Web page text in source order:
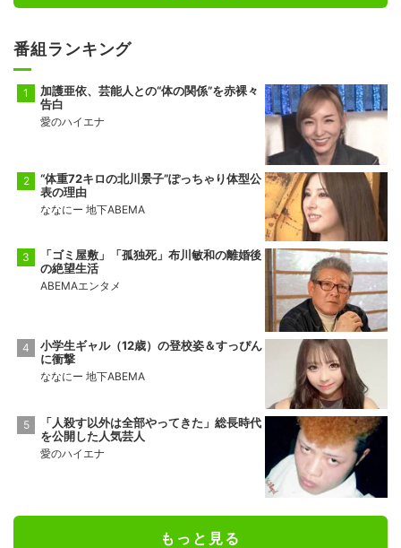
番組ランキング
加護亜依、芸能人との“体の関係”を赤裸々
告白
愛のハイエナ
“体重72キロの北川景子”ぽっちゃり体型公
表の理由
ななにー 地下ABEMA
「ゴミ屋敷」「孤独死」布川敏和の離婚後
の絶望生活
ABEMAエンタメ
小学生ギャル（12歳）の登校姿＆すっぴん
に衝撃
ななにー 地下ABEMA
「人殺す以外は全部やってきた」総長時代
を公開した人気芸人
愛のハイエナ
もっと見る